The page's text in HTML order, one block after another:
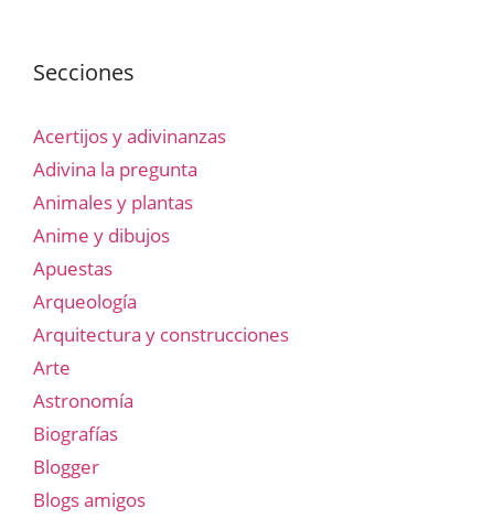
Secciones
Acertijos y adivinanzas
Adivina la pregunta
Animales y plantas
Anime y dibujos
Apuestas
Arqueología
Arquitectura y construcciones
Arte
Astronomía
Biografías
Blogger
Blogs amigos